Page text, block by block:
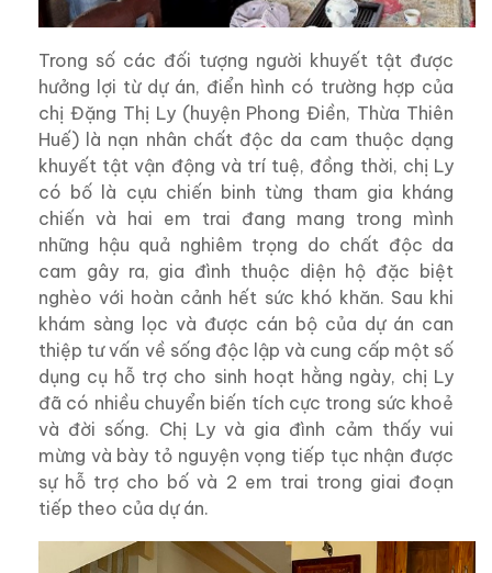
Trong số các đối tượng người khuyết tật được
hưởng lợi từ dự án, điển hình có trường hợp của
chị Đặng Thị Ly (huyện Phong Điền, Thừa Thiên
Huế) là nạn nhân chất độc da cam thuộc dạng
khuyết tật vận động và trí tuệ, đồng thời, chị Ly
có bố là cựu chiến binh từng tham gia kháng
chiến và hai em trai đang mang trong mình
những hậu quả nghiêm trọng do chất độc da
cam gây ra, gia đình thuộc diện hộ đặc biệt
nghèo với hoàn cảnh hết sức khó khăn. Sau khi
khám sàng lọc và được cán bộ của dự án can
thiệp tư vấn về sống độc lập và cung cấp một số
dụng cụ hỗ trợ cho sinh hoạt hằng ngày, chị Ly
đã có nhiều chuyển biến tích cực trong sức khoẻ
và đời sống. Chị Ly và gia đình cảm thấy vui
mừng và bày tỏ nguyện vọng tiếp tục nhận được
sự hỗ trợ cho bố và 2 em trai trong giai đoạn
tiếp theo của dự án.